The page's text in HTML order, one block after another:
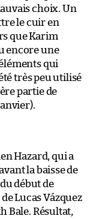
choix. Un
le cuir en
que Karim
encore une
qui
très peu utilisé
partie de
Hazard, qui a
la baisse de
début de
Lucas Vázquez
Bale. Résultat,